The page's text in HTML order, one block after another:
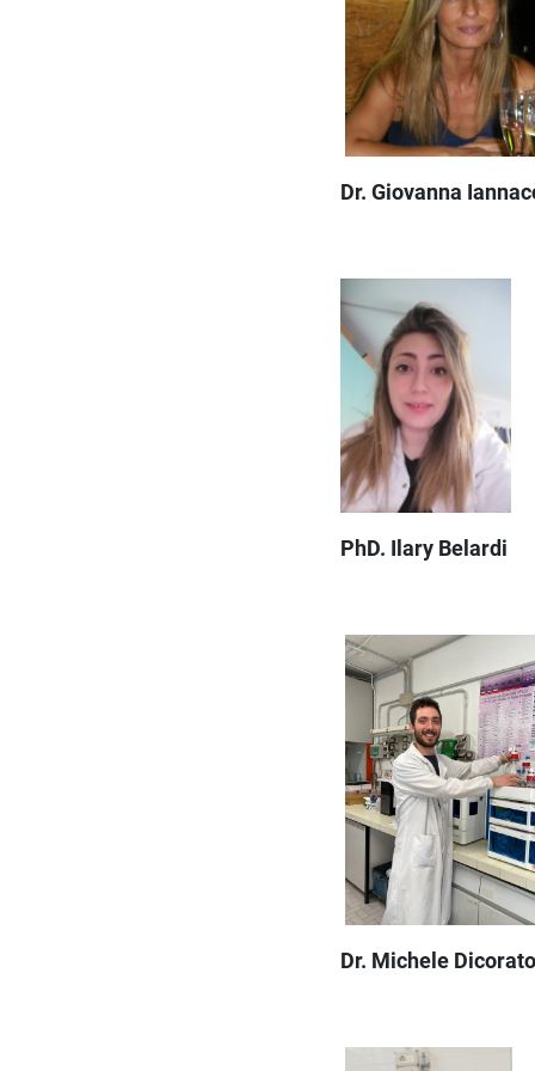
Dr.Giovanna
PhD. Ilary Belardi
Dr. Michele